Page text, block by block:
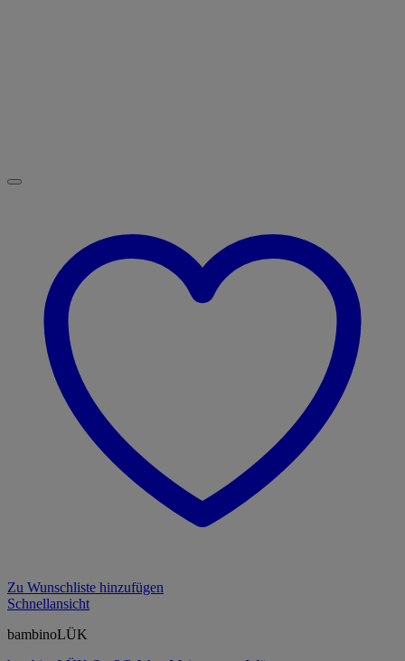
Zu Wunschliste hinzufügen
Schnellansicht
bambinoLÜK